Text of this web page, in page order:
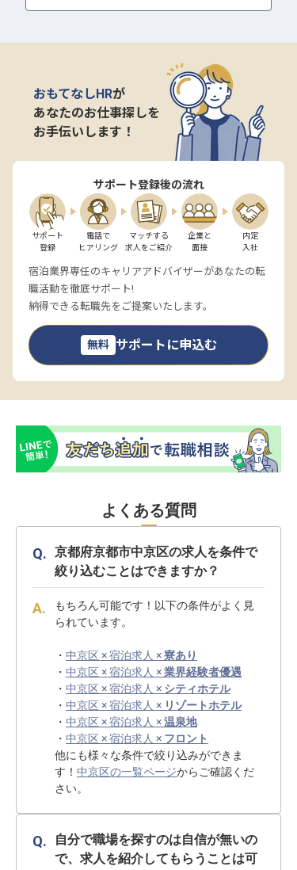
おもてなしHRが
あなたのお仕事探しを
お手伝いします！
サポート登録後の流れ
サポート
登録
電話で
ヒアリング
マッチする
求人をご紹介
企業と
面接
内定
入社
宿泊業界専任のキャリアアドバイザーがあなたの転
職活動を徹底サポート!
納得できる転職先をご提案いたします。
無料 サポートに申込む
よくある質問
京都府京都市中京区の求人を条件で
絞り込むことはできますか？
もちろん可能です！以下の条件がよく見
られています。
・ 中京区 × 宿泊求人 ×寮あり
・ 中京区 × 宿泊求人 ×業界経験者優遇
・ 中京区 × 宿泊求人 × シティホテル
・ 中京区 × 宿泊求人 × リゾートホテル
・ 中京区 × 宿泊求人 ×温泉地
・ 中京区 × 宿泊求人 × フロント
他にも様々な条件で絞り込みができま
す！ 中京区の一覧ページからご確認くだ
さい。
自分で職場を探すのは自信が無いの
で、求人を紹介してもらうことは可